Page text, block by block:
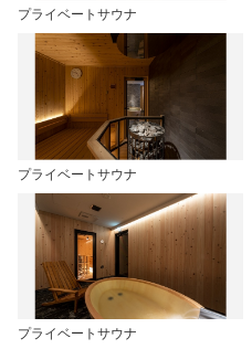
プライベートサウナ
プライベートサウナ
プライベートサウナ